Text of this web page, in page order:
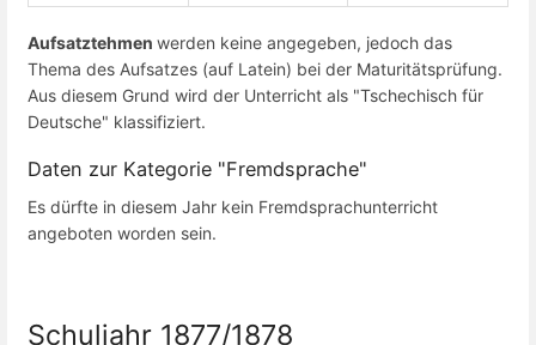
Aufsatztehmen werden keine angegeben, jedoch das
Thema des Aufsatzes (auf Latein) bei der Maturitätsprüfung.
Aus diesem Grund wird der Unterricht als "Tschechisch für
Deutsche" klassifiziert.
Daten zur Kategorie "Fremdsprache"
Es dürfte in diesem Jahr kein Fremdsprachunterricht
angeboten worden sein.
Schuljahr 1877/1878